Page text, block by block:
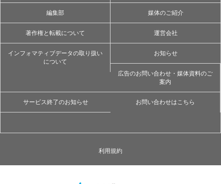
編集部 媒体のご紹介
著作権と転載について 運営会社
インフォマティブデータの取り扱い
について
お知らせ
広告のお問い合わせ・媒体資料のご
案内
サービス終了のお知らせ お問い合わせはこちら
利用規約